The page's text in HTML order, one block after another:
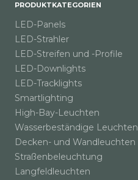
PRODUKTKATEGORIEN
LED-Panels
LED-Strahler
LED-Streifen und -Profile
LED-Downlights
LED-Tracklights
Smartlighting
High-Bay-Leuchten
Wasserbeständige Leuchten
Decken- und Wandleuchten
Straßenbeleuchtung
Langfeldleuchten